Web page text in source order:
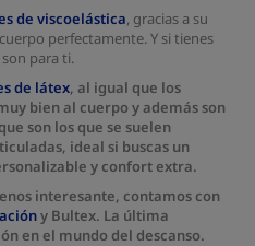
de viscoelástica, gracias a su
perfectamente. Y si tienes
para ti.
de látex, al igual que los
bien al cuerpo y además son
son los que se suelen
ideal si buscas un
y confort extra.
interesante, contamos con
y Bultex. La última
en el mundo del descanso.